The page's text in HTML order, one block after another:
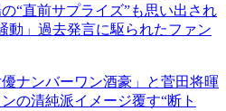
“直前サプライズ”も思い出され
動」過去発言に駆られたファン
優ナンバーワン酒豪」と菅田将暉
の清純派イメージ覆す“断ト